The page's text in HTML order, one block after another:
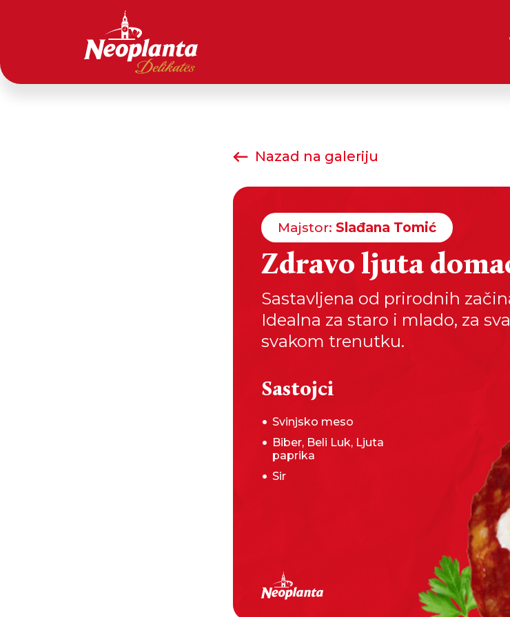
Nazad na galeriju
Majstor: Slađana Tomić
Zdravo ljuta
Sastavljena od prirodnih
Idealna za staro i mlado, za
svakom trenutku.
Sastojci
Svinjsko meso
Biber, Beli Luk, Ljuta
paprika
Sir